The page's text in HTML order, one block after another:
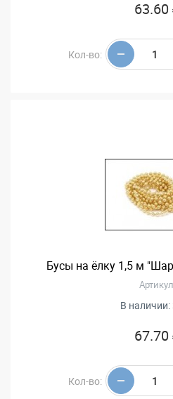
63.60
Кол-во:
Бусы на ёлку 1,5 м
В наличии:
67.70
Кол-во: